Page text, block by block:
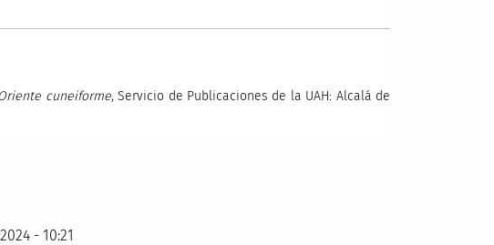
cuneiforme, Servicio de Publicaciones de la UAH: Alcalá de
- 10:21